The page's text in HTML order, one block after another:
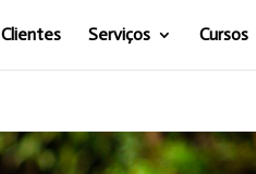
Clientes Serviços Cursos